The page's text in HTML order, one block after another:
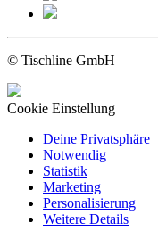
© Tischline GmbH
Cookie Einstellung
Deine Privatsphäre
Notwendig
Statistik
Marketing
Personalisierung
Weitere Details